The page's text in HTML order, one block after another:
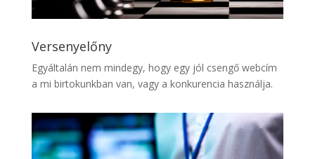
Versenyelőny
Egyáltalán nem mindegy, hogy egy jól csengő webcím
a mi birtokunkban van, vagy a konkurencia használja.